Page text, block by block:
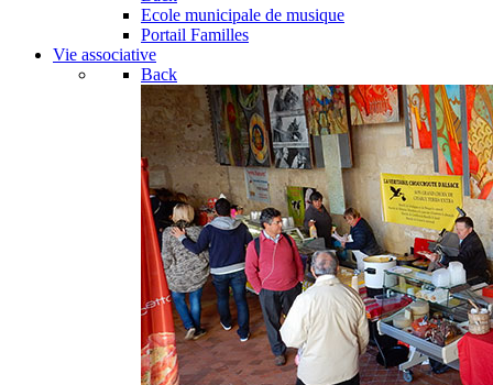
Ecole municipale de musique
Portail Familles
Vie associative
Back